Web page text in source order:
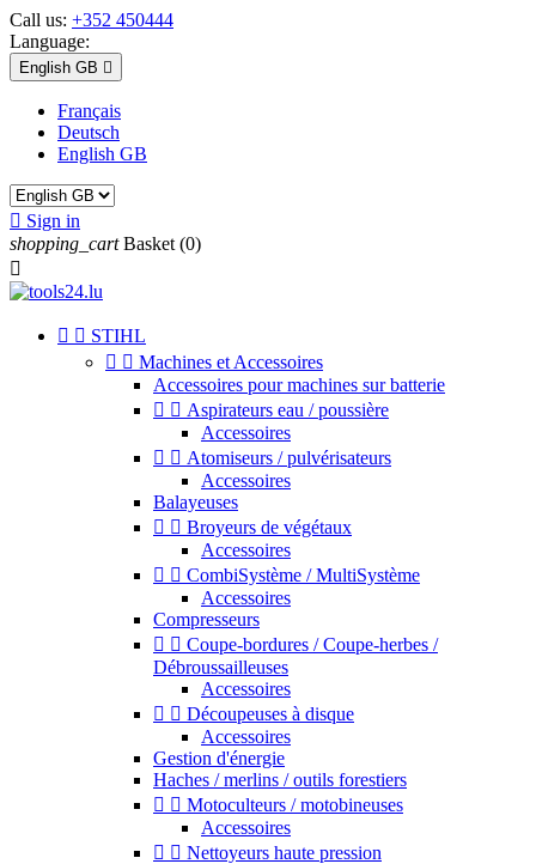
Call us: +352 450444
Language:
English GB 
Français
Deutsch
English GB
 Sign in
shopping_cart Basket (0)

  STIHL
  Machines et Accessoires
Accessoires pour machines sur batterie
  Aspirateurs eau / poussière
Accessoires
  Atomiseurs / pulvérisateurs
Accessoires
Balayeuses
  Broyeurs de végétaux
Accessoires
  CombiSystème / MultiSystème
Accessoires
Compresseurs
  Coupe-bordures / Coupe-herbes /
Débroussailleuses
Accessoires
  Découpeuses à disque
Accessoires
Gestion d'énergie
Haches / merlins / outils forestiers
  Motoculteurs / motobineuses
Accessoires
  Nettoyeurs haute pression